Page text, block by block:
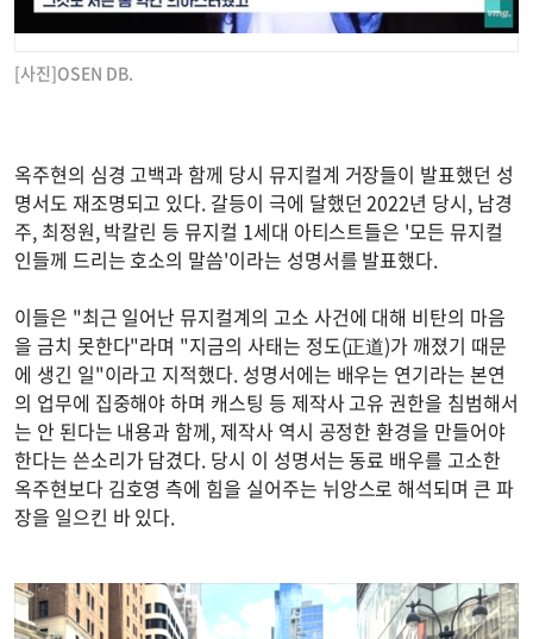
[사진]OSEN DB.
옥주현의 심경 고백과 함께 당시 뮤지컬계 거장들이 발표했던 성
명서도 재조명되고 있다. 갈등이 극에 달했던 2022년 당시, 남경
주, 최정원, 박칼린 등 뮤지컬 1세대 아티스트들은 '모든 뮤지컬
인들께 드리는 호소의 말씀'이라는 성명서를 발표했다.
이들은 "최근 일어난 뮤지컬계의 고소 사건에 대해 비탄의 마음
을 금치 못한다"라며 "지금의 사태는 정도(正道)가 깨졌기 때문
에 생긴 일"이라고 지적했다. 성명서에는 배우는 연기라는 본연
의 업무에 집중해야 하며 캐스팅 등 제작사 고유 권한을 침범해서
는 안 된다는 내용과 함께, 제작사 역시 공정한 환경을 만들어야
한다는 쓴소리가 담겼다. 당시 이 성명서는 동료 배우를 고소한
옥주현보다 김호영 측에 힘을 실어주는 뉘앙스로 해석되며 큰 파
장을 일으킨 바 있다.